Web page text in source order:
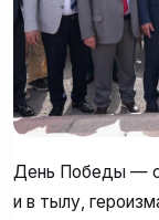
День Победы —
и в тылу,